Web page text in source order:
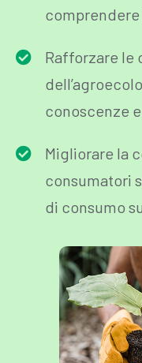
Rafforzare le
conoscenze
Migliorare la
consumatori
di consumo